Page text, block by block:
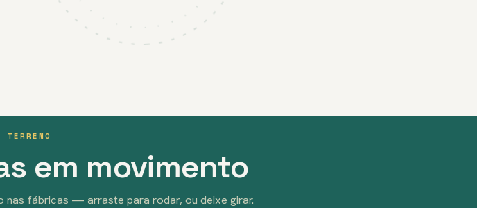
TERRENO
em movimento
nas fábricas — arraste para rodar, ou deixe girar.